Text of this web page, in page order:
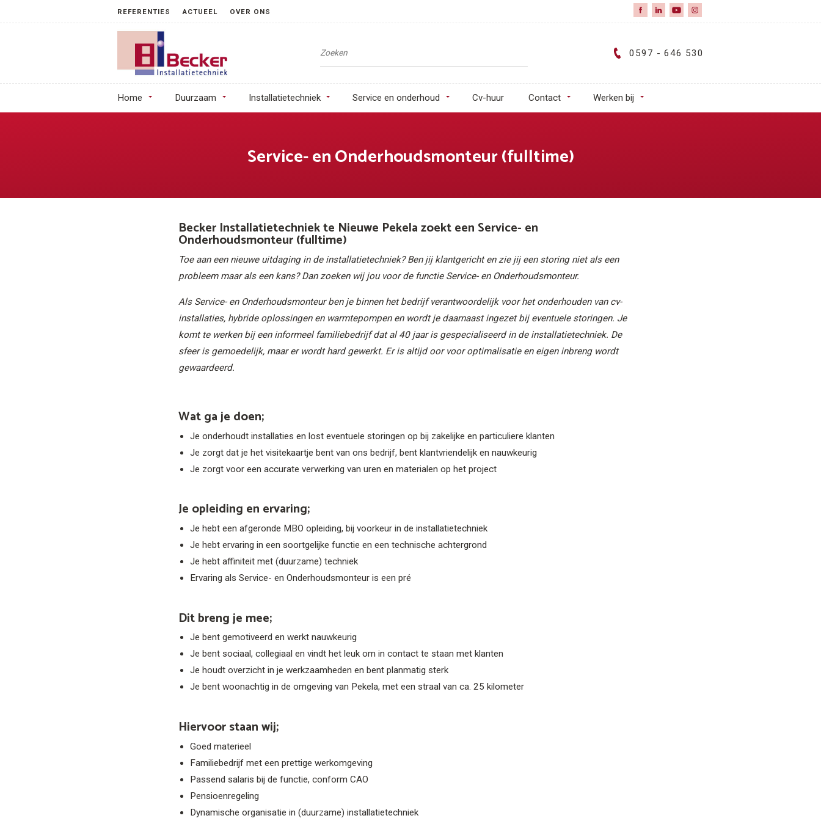
REFERENTIES ACTUEEL OVER ONS
0597 - 646 530
Home Duurzaam Installatietechniek Service en onderhoud Cv-huur Contact Werken bij
Service- en Onderhoudsmonteur (fulltime)
Becker Installatietechniek te Nieuwe Pekela zoekt een Service- en
Onderhoudsmonteur (fulltime)
Toe aan een nieuwe uitdaging in de installatietechniek? Ben jij klantgericht en zie jij een storing niet als een
probleem maar als een kans? Dan zoeken wij jou voor de functie Service- en Onderhoudsmonteur.
Als Service- en Onderhoudsmonteur ben je binnen het bedrijf verantwoordelijk voor het onderhouden van cv-
installaties, hybride oplossingen en warmtepompen en wordt je daarnaast ingezet bij eventuele storingen. Je
komt te werken bij een informeel familiebedrijf dat al 40 jaar is gespecialiseerd in de installatietechniek. De
sfeer is gemoedelijk, maar er wordt hard gewerkt. Er is altijd oor voor optimalisatie en eigen inbreng wordt
gewaardeerd.
Wat ga je doen;
Je onderhoudt installaties en lost eventuele storingen op bij zakelijke en particuliere klanten
Je zorgt dat je het visitekaartje bent van ons bedrijf, bent klantvriendelijk en nauwkeurig
Je zorgt voor een accurate verwerking van uren en materialen op het project
Je opleiding en ervaring;
Je hebt een afgeronde MBO opleiding, bij voorkeur in de installatietechniek
Je hebt ervaring in een soortgelijke functie en een technische achtergrond
Je hebt affiniteit met (duurzame) techniek
Ervaring als Service- en Onderhoudsmonteur is een pré
Dit breng je mee;
Je bent gemotiveerd en werkt nauwkeurig
Je bent sociaal, collegiaal en vindt het leuk om in contact te staan met klanten
Je houdt overzicht in je werkzaamheden en bent planmatig sterk
Je bent woonachtig in de omgeving van Pekela, met een straal van ca. 25 kilometer
Hiervoor staan wij;
Goed materieel
Familiebedrijf met een prettige werkomgeving
Passend salaris bij de functie, conform CAO
Pensioenregeling
Dynamische organisatie in (duurzame) installatietechniek